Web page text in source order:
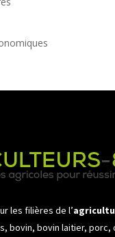
les filières de l’
bovin, bovin laitier, porc,